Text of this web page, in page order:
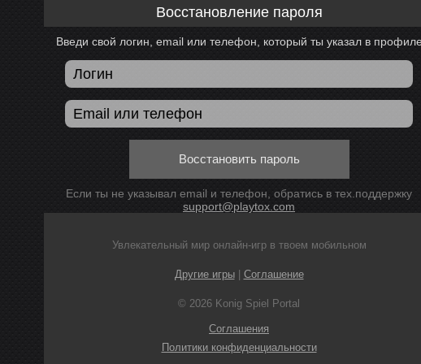
Восстановление пароля
Введи свой логин, email или телефон, который ты указал в
Восстановить пароль
Если ты не указывал email и телефон, обратись в тех.поддержку
support@playtox.com
Увлекательный мир онлайн-игр в твоем мобильном
Другие игры| Соглашение
© 2026 Konig Spiel Portal
Соглашения
Политики конфиденциальности